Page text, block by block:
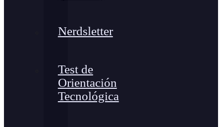
Nerdsletter
Test de
Orientación
Tecnológica